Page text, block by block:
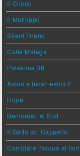
Il Cileno
Il Malloppo
Silent Friend
Calle Malaga
Palestina 36
Amori e Incantesimi 2
Hope
Bentornati al Sud
Il Gatto col Cappello
Cambiare l'acqua ai fiori